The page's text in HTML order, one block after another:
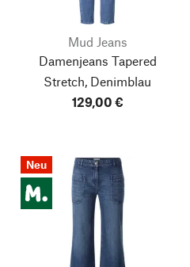
Mud Jeans
Damenjeans Tapered
Stretch, Denimblau
129,00 €
Neu